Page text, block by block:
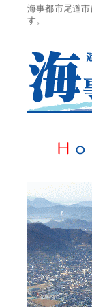
海事都市尾道
す。
海事都市尾